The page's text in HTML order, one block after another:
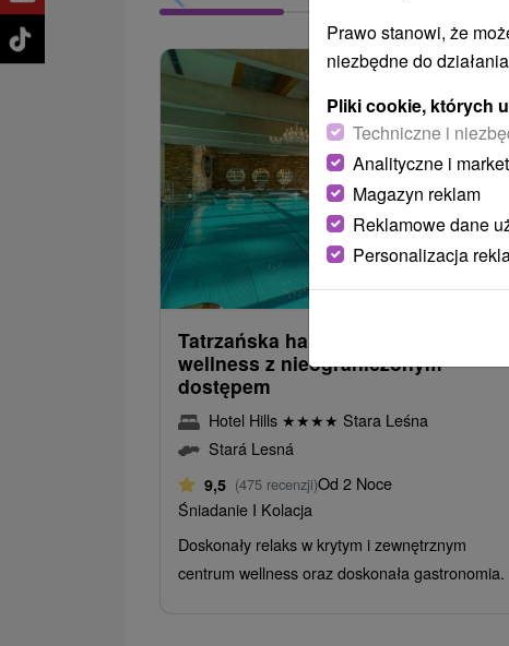
335,06
/noc/
Tatrzańska harmonia spokoju i
wellness z nieograniczonym
dostępem
Hotel Hills ★★★★ Stara Leśna
Stará Lesná
9,5 (475 recenzji)Od 2 Noce
Śniadanie I Kolacja
Doskonały relaks w krytym i zewnętrznym
centrum wellness oraz doskonała gastronomia.
Prawo stanowi, że
niezbędne do
Pliki cookie, których
Techniczne i
Analityczne i
Magazyn reklam
Reklamowe dane
Personalizacja